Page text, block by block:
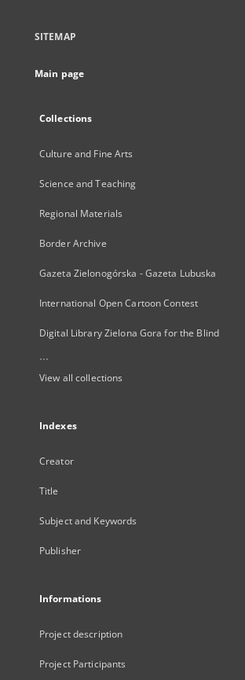
SITEMAP
Main page
Collections
Culture and Fine Arts
Science and Teaching
Regional Materials
Border Archive
Gazeta Zielonogórska - Gazeta Lubuska
International Open Cartoon Contest
Digital Library Zielona Gora for the Blind
...
View all collections
Indexes
Creator
Title
Subject and Keywords
Publisher
Informations
Project description
Project Participants